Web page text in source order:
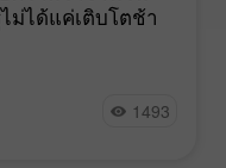
ม่ได้แค่เติบโตช้า
1493